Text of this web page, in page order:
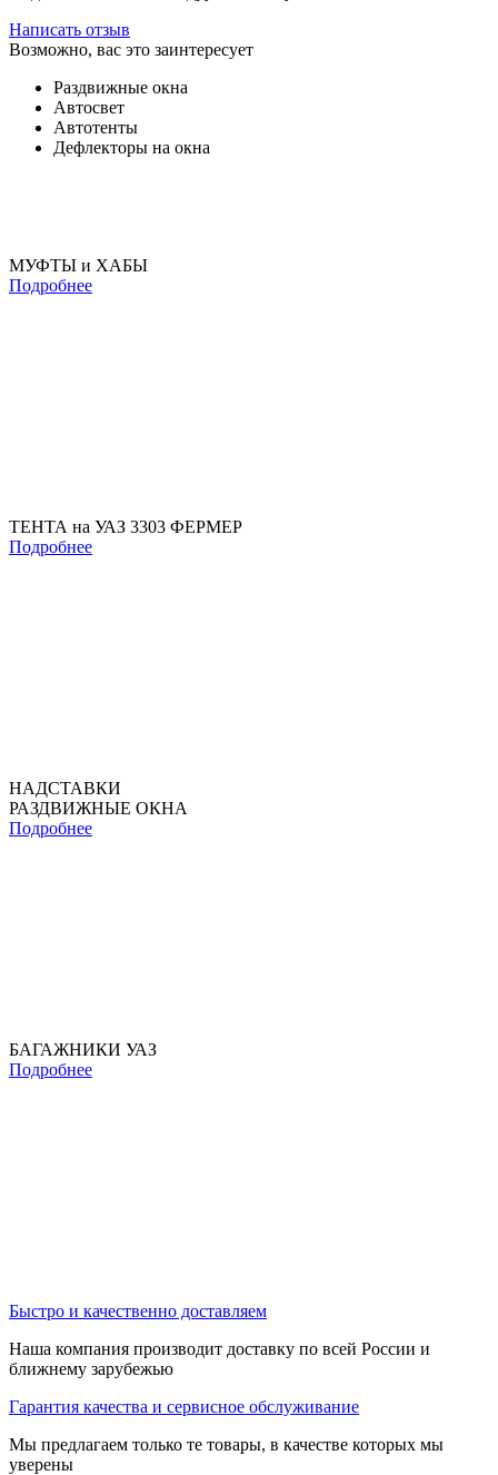
Написать отзыв
Возможно, вас это заинтересует
Раздвижные окна
Автосвет
Автотенты
Дефлекторы на окна
МУФТЫ и ХАБЫ
Подробнее
ТЕНТА на УАЗ 3303 ФЕРМЕР
Подробнее
НАДСТАВКИ
РАЗДВИЖНЫЕ ОКНА
Подробнее
БАГАЖНИКИ УАЗ
Подробнее
Быстро и качественно доставляем
Наша компания производит доставку по всей России и
ближнему зарубежью
Гарантия качества и сервисное обслуживание
Мы предлагаем только те товары, в качестве которых мы
уверены